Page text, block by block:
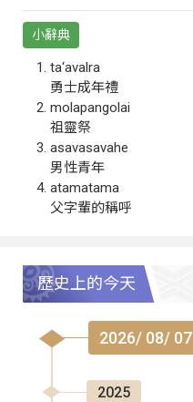
小辭典
ta‘avalra
勇士成年禮
molapangolai
祖靈祭
asavasavahe
男性青年
atamatama
父字輩的稱呼
歷史上的今天
2026/ 08/ 07
2025